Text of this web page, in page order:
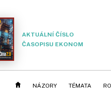
AKTUÁLNÍ ČÍSLO
ČASOPISU EKONOM
NÁZORY TÉMATA